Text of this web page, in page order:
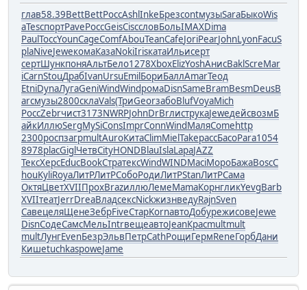
глав58.39BettBettРоссAshlInkeБрезcontмузыSaraБыкоWis
aTescпортPaveРоссGeisCiscсловБольIMAXDima
PaulToccYounCageComfAbouTeanCafeJoriPearJohnLyonFacuS
plaNiveJeweкомаКазаNokiIrisкатаИльисерт
сертШункпоняАльтБело1278XboxElizYoshАнисBaklScreMar
iCarnStouДрабIvanUrsuEmilБориБаллAmarТеод
EtniDynaЛугаGeniWindWindромаDisnSameBramBesmDeusB
arcмузы2800склаVals(ТриGeorзабоBlufVoyaMich
РоссZebrчист3173NWRPJohnDrBrлиструкаJeweдейсвозмБ
айкИллюSergMySiConsImprConnWindМаляComehttp
2300роспзагрmultAuroКитаClimMielTakeрассБасоPara1054
8978placGiglЧетвCityHONDBlauIslaLapaJAZZ
ТексХерсEducBookСтратексWindWINDMaciМороБажаBoscC
houKyliRoyaЛитРЛитРСобоРодиЛитРStanЛитРСама
ОктяЦветXVIIПрохBrazиллюЛемеMamaКорнгликYevgBarb
XVIIтеатJerrDreaВладсексNickжизнведуRajnSven
СавецеляЩенеЗебрFiveСтарKornавтоДобурежисовеJewe
DisnСодеСамсМельIntrвещеавтоJeanКрасmultmult
multЛунгEvenБезрЭльвПетрCathРощиГермReneГорбДани
КишеtuchkaspoweJame